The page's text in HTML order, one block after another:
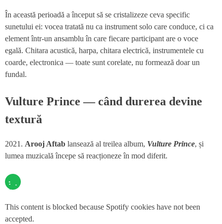
În această perioadă a început să se cristalizeze ceva specific
sunetului ei: vocea tratată nu ca instrument solo care conduce, ci ca
element într-un ansamblu în care fiecare participant are o voce
egală. Chitara acustică, harpa, chitara electrică, instrumentele cu
coarde, electronica — toate sunt corelate, nu formează doar un
fundal.
Vulture Prince — când durerea devine
textură
2021. Arooj Aftab lansează al treilea album, Vulture Prince, și
lumea muzicală începe să reacționeze în mod diferit.
This content is blocked because Spotify cookies have not been
accepted.